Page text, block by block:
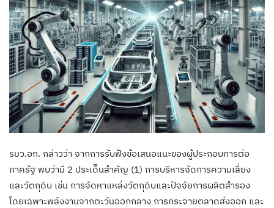
รมว.อก. กล่าวว่า จากการรับฟังข้อเสนอแนะของผู้ประกอบการต่อ
ภาครัฐ พบว่ามี 2 ประเด็นสำคัญ (1) การบริหารจัดการความเสี่ยง
และวัตถุดิบ เช่น การจัดหาแหล่งวัตถุดิบและปัจจัยการผลิตสำรอง
โดยเฉพาะพลังงานจากตะวันออกกลาง การกระจายตลาดส่งออก และ